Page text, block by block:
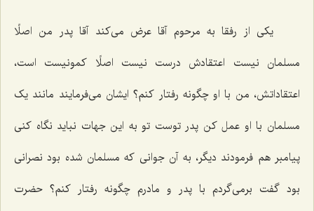
یکی از رفقا به مرحوم آقا عرض می‌کند آقا پدر من اصلًا
مسلمان نیست اعتقادش درست نیست اصلًا کمونیست است،
اعتقاداتش، من با او چگونه رفتار کنم؟ ایشان می‌فرمایند مانند یک
مسلمان با او عمل کن پدر توست تو به این جهات نباید نگاه کنی
پیامبر هم فرمودند دیگر، به آن جوانی که مسلمان‌ شده بود نصرانی
بود گفت برمی‌گردم با پدر و مادرم چگونه رفتار کنم؟ حضرت